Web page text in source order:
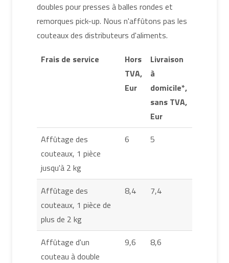
doubles pour presses à balles rondes et
remorques pick-up. Nous n'affûtons pas les
couteaux des distributeurs d'aliments.
Frais de service
Hors
TVA,
Eur
Livraison
à
domicile*,
sans TVA,
Eur
Affûtage des
couteaux, 1 pièce
jusqu'à 2 kg
6 5
Affûtage des
couteaux, 1 pièce de
plus de 2 kg
8,4 7,4
Affûtage d'un
couteau à double
9,6 8,6